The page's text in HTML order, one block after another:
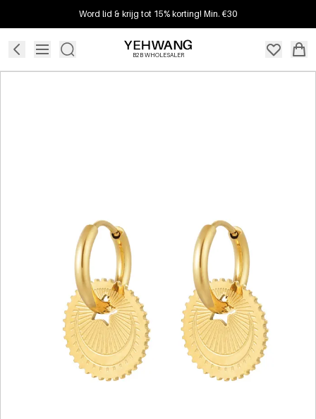
Word lid & krijg tot 15% korting! Min. €30
B2B WHOLESALER